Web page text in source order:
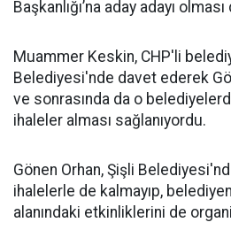
Başkanlığı’na aday adayı
Muammer Keskin, CHP'li
Belediyesi'nde davet ederek
ve sonrasında da o
ihaleler alması sağlanıyordu.
Gönen Orhan, Şişli
ihalelerle de kalmayıp,
alanındaki etkinliklerini de